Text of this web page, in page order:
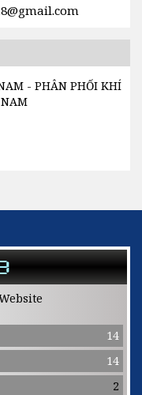
- PHÂN PHỐI KHÍ
14
14
2